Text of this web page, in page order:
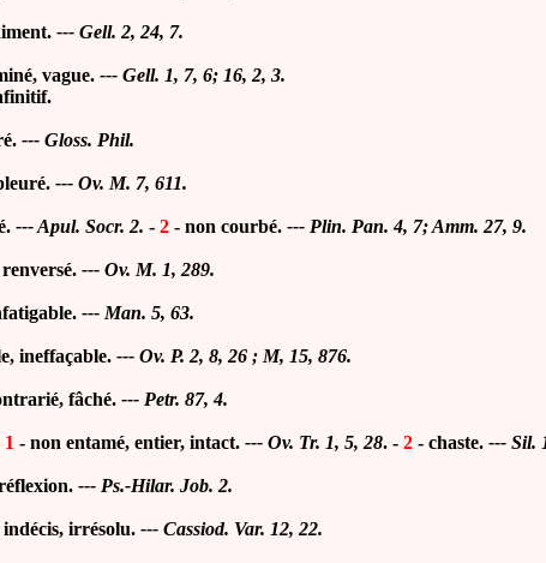
. --- Gell. 2, 24, 7.
vague. --- Gell. 1, 7, 6; 16, 2, 3.
--- Gloss. Phil.
. --- Ov. M. 7, 611.
--- Apul. Socr. 2. - 2 - non courbé. --- Plin. Pan. 4, 7; Amm. 27, 9.
--- Ov. M. 1, 289.
. --- Man. 5, 63.
ineffaçable. --- Ov. P. 2, 8, 26 ; M, 15, 876.
fâché. --- Petr. 87, 4.
1 - non entamé, entier, intact. --- Ov. Tr. 1, 5, 28. - 2 - chaste. --- Sil.
--- Ps.-Hilar. Job. 2.
indécis, irrésolu. --- Cassiod. Var. 12, 22.